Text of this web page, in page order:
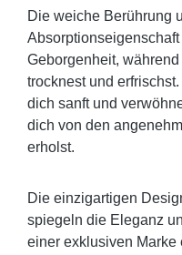
Die weiche Berührung
Geborgenheit,
trocknest und
dich sanft und
dich von den
erholst.
Die einzigartigen
spiegeln die Eleganz
einer exklusiven Marke